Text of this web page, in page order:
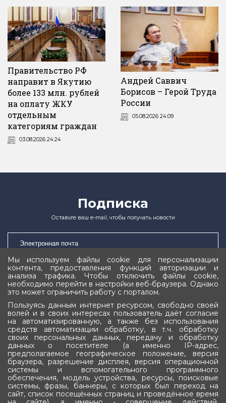
Правительство РФ
направит в Якутию
более 133 млн. рублей
на оплату ЖКУ
отдельным
категориям граждан
03.08.2026 24:24
Андрей Саввич
Борисов – Герой Труда
России
05.08.2026 24:09
Подписка
Оставьте ваш e-mail, чтобы получать новости
Подписаться
Государственное Собрание (Ил Тумэн)
Республики Саха (Якутия)
Мы используем файлы cookie для персонализации
контента, предоставления функций авторизации и
анализа трафика. Чтобы отключить файлы cookie,
необходимо перейти в настройки веб-браузера. Однако
это может ограничить работу с порталом.
Пользуясь данным интернет ресурсом, свободно своей
волей и в своих интересах пользователь даёт согласие
на автоматизированную, а также без использования
средств автоматизации обработку, в т.ч. обработку
своих персональных данных, передачу и обработку
данных о посетителе (а именно IP-адрес,
предполагаемое географическое положение, версия
браузера, разрешение дисплея, версия операционной
системы и вспомогательного программного
обеспечения, модель устройства, ресурсы, поисковые
системы, фразы, баннеры, с которых был переход на
сайт, список посещённых страниц и проведённое время